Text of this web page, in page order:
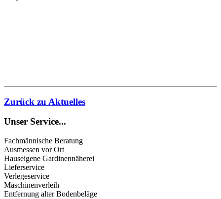
Zurück zu Aktuelles
Unser Service...
Fachmännische Beratung
Ausmessen vor Ort
Hauseigene Gardinennäherei
Lieferservice
Verlegeservice
Maschinenverleih
Entfernung alter Bodenbeläge